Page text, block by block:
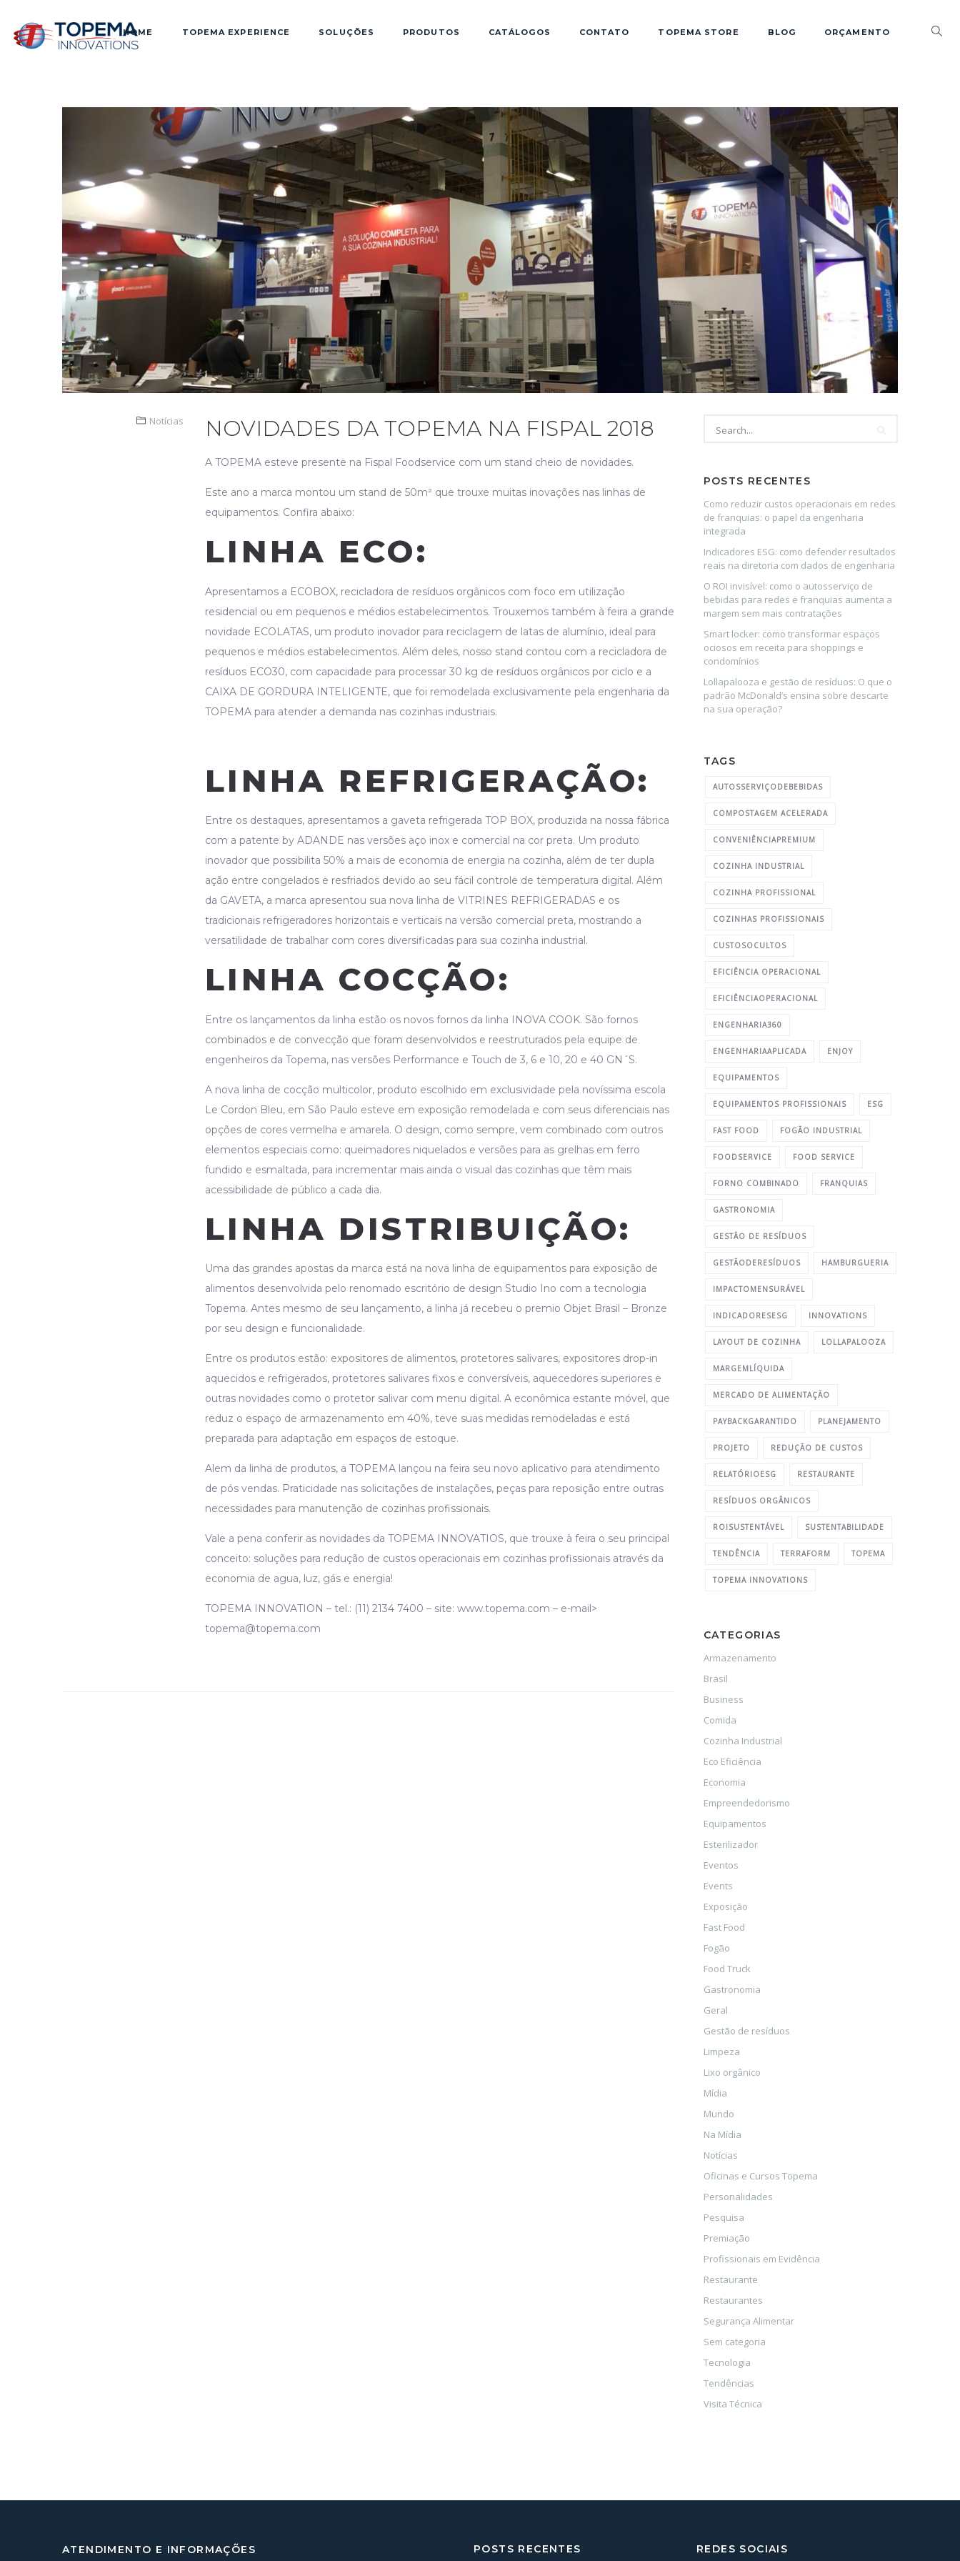
HOME TOPEMA EXPERIENCE SOLUÇÕES PRODUTOS CATÁLOGOS CONTATO TOPEMA STORE BLOG ORÇAMENTO
NOVIDADES DA TOPEMA NA FISPAL 2018
A TOPEMA esteve presente na Fispal Foodservice com um stand cheio de novidades.
Este ano a marca montou um stand de 50m² que trouxe muitas inovações nas linhas de
equipamentos. Confira abaixo:
LINHA ECO:
Apresentamos a ECOBOX, recicladora de resíduos orgânicos com foco em utilização
residencial ou em pequenos e médios estabelecimentos. Trouxemos também à feira a grande
novidade ECOLATAS, um produto inovador para reciclagem de latas de alumínio, ideal para
pequenos e médios estabelecimentos. Além deles, nosso stand contou com a recicladora de
resíduos ECO30, com capacidade para processar 30 kg de resíduos orgânicos por ciclo e a
CAIXA DE GORDURA INTELIGENTE, que foi remodelada exclusivamente pela engenharia da
TOPEMA para atender a demanda nas cozinhas industriais.
LINHA REFRIGERAÇÃO:
Entre os destaques, apresentamos a gaveta refrigerada TOP BOX, produzida na nossa fábrica
com a patente by ADANDE nas versões aço inox e comercial na cor preta. Um produto
inovador que possibilita 50% a mais de economia de energia na cozinha, além de ter dupla
ação entre congelados e resfriados devido ao seu fácil controle de temperatura digital. Além
da GAVETA, a marca apresentou sua nova linha de VITRINES REFRIGERADAS e os
tradicionais refrigeradores horizontais e verticais na versão comercial preta, mostrando a
versatilidade de trabalhar com cores diversificadas para sua cozinha industrial.
LINHA COCÇÃO:
Entre os lançamentos da linha estão os novos fornos da linha INOVA COOK. São fornos
combinados e de convecção que foram desenvolvidos e reestruturados pela equipe de
engenheiros da Topema, nas versões Performance e Touch de 3, 6 e 10, 20 e 40 GN´S.
A nova linha de cocção multicolor, produto escolhido em exclusividade pela novíssima escola
Le Cordon Bleu, em São Paulo esteve em exposição remodelada e com seus diferenciais nas
opções de cores vermelha e amarela. O design, como sempre, vem combinado com outros
elementos especiais como: queimadores niquelados e versões para as grelhas em ferro
fundido e esmaltada, para incrementar mais ainda o visual das cozinhas que têm mais
acessibilidade de público a cada dia.
LINHA DISTRIBUIÇÃO:
Uma das grandes apostas da marca está na nova linha de equipamentos para exposição de
alimentos desenvolvida pelo renomado escritório de design Studio Ino com a tecnologia
Topema. Antes mesmo de seu lançamento, a linha já recebeu o premio Objet Brasil – Bronze
por seu design e funcionalidade.
Entre os produtos estão: expositores de alimentos, protetores salivares, expositores drop-in
aquecidos e refrigerados, protetores salivares fixos e conversíveis, aquecedores superiores e
outras novidades como o protetor salivar com menu digital. A econômica estante móvel, que
reduz o espaço de armazenamento em 40%, teve suas medidas remodeladas e está
preparada para adaptação em espaços de estoque.
Alem da linha de produtos, a TOPEMA lançou na feira seu novo aplicativo para atendimento
de pós vendas. Praticidade nas solicitações de instalações, peças para reposição entre outras
necessidades para manutenção de cozinhas profissionais.
Vale a pena conferir as novidades da TOPEMA INNOVATIOS, que trouxe à feira o seu principal
conceito: soluções para redução de custos operacionais em cozinhas profissionais através da
economia de agua, luz, gás e energia!
TOPEMA INNOVATION – tel.: (11) 2134 7400 – site: www.topema.com – e-mail>
topema@topema.com
Notícias
POSTS RECENTES
Como reduzir custos operacionais em redes
de franquias: o papel da engenharia
integrada
Indicadores ESG: como defender resultados
reais na diretoria com dados de engenharia
O ROI invisível: como o autosserviço de
bebidas para redes e franquias aumenta a
margem sem mais contratações
Smart locker: como transformar espaços
ociosos em receita para shoppings e
condomínios
Lollapalooza e gestão de resíduos: O que o
padrão McDonald’s ensina sobre descarte
na sua operação?
TAGS
AUTOSSERVIÇODEBEBIDAS
COMPOSTAGEM ACELERADA
CONVENIÊNCIAPREMIUM
COZINHA INDUSTRIAL
COZINHA PROFISSIONAL
COZINHAS PROFISSIONAIS
CUSTOSOCULTOS
EFICIÊNCIA OPERACIONAL
EFICIÊNCIAOPERACIONAL
ENGENHARIA360
ENGENHARIAAPLICADA ENJOY
EQUIPAMENTOS
EQUIPAMENTOS PROFISSIONAIS ESG
FAST FOOD FOGÃO INDUSTRIAL
FOODSERVICE FOOD SERVICE
FORNO COMBINADO FRANQUIAS
GASTRONOMIA
GESTÃO DE RESÍDUOS
GESTÃODERESÍDUOS HAMBURGUERIA
IMPACTOMENSURÁVEL
INDICADORESESG INNOVATIONS
LAYOUT DE COZINHA LOLLAPALOOZA
MARGEMLÍQUIDA
MERCADO DE ALIMENTAÇÃO
PAYBACKGARANTIDO PLANEJAMENTO
PROJETO REDUÇÃO DE CUSTOS
RELATÓRIOESG RESTAURANTE
RESÍDUOS ORGÂNICOS
ROISUSTENTÁVEL SUSTENTABILIDADE
TENDÊNCIA TERRAFORM TOPEMA
TOPEMA INNOVATIONS
CATEGORIAS
Armazenamento
Brasil
Business
Comida
Cozinha Industrial
Eco Eficiência
Economia
Empreendedorismo
Equipamentos
Esterilizador
Eventos
Events
Exposição
Fast Food
Fogão
Food Truck
Gastronomia
Geral
Gestão de resíduos
Limpeza
Lixo orgânico
Mídia
Mundo
Na Mídia
Notícias
Oficinas e Cursos Topema
Personalidades
Pesquisa
Premiação
Profissionais em Evidência
Restaurante
Restaurantes
Segurança Alimentar
Sem categoria
Tecnologia
Tendências
Visita Técnica
ATENDIMENTO E INFORMAÇÕES POSTS RECENTES REDES SOCIAIS